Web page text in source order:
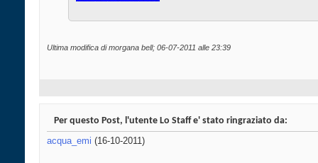
Ultima modifica di morgana bell; 06-07-2011 alle 23:39
Per questo Post, l'utente Lo Staff e' stato ringraziato da:
acqua_emi (16-10-2011)